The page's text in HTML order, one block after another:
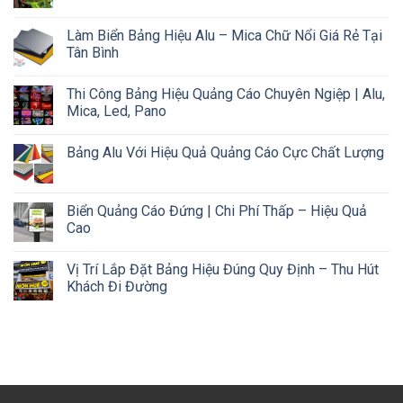
Làm Biển Bảng Hiệu Alu – Mica Chữ Nổi Giá Rẻ Tại
Tân Bình
Thi Công Bảng Hiệu Quảng Cáo Chuyên Ngiệp | Alu,
Mica, Led, Pano
Bảng Alu Với Hiệu Quả Quảng Cáo Cực Chất Lượng
Biển Quảng Cáo Đứng | Chi Phí Thấp – Hiệu Quả
Cao
Vị Trí Lắp Đặt Bảng Hiệu Đúng Quy Định – Thu Hút
Khách Đi Đường